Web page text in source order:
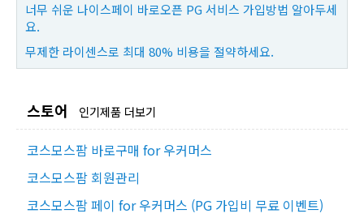
너무 쉬운 나이스페이 바로오픈 PG 서비스 가입방법 알아두세
요.
무제한 라이센스로 최대 80% 비용을 절약하세요.
스토어 인기제품 더보기
코스모스팜 바로구매 for 우커머스
코스모스팜 회원관리
코스모스팜 페이 for 우커머스 (PG 가입비 무료 이벤트)